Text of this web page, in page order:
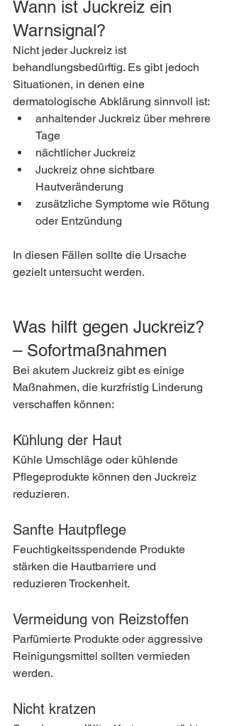
Wann ist Juckreiz ein
Warnsignal?
Nicht jeder Juckreiz ist
behandlungsbedürftig. Es gibt jedoch
Situationen, in denen eine
dermatologische Abklärung sinnvoll ist:
anhaltender Juckreiz über mehrere
Tage
nächtlicher Juckreiz
Juckreiz ohne sichtbare
Hautveränderung
zusätzliche Symptome wie Rötung
oder Entzündung
In diesen Fällen sollte die Ursache
gezielt untersucht werden.
Was hilft gegen Juckreiz?
– Sofortmaßnahmen
Bei akutem Juckreiz gibt es einige
Maßnahmen, die kurzfristig Linderung
verschaffen können:
Kühlung der Haut
Kühle Umschläge oder kühlende
Pflegeprodukte können den Juckreiz
reduzieren.
Sanfte Hautpflege
Feuchtigkeitsspendende Produkte
stärken die Hautbarriere und
reduzieren Trockenheit.
Vermeidung von Reizstoffen
Parfümierte Produkte oder aggressive
Reinigungsmittel sollten vermieden
werden.
Nicht kratzen